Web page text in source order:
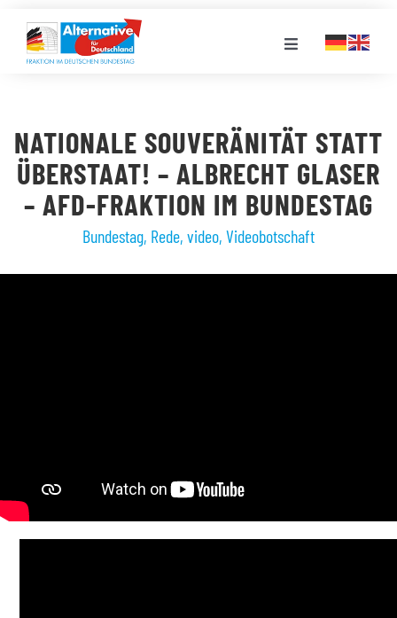
Inhalt
springen
Toggle
LANDESGRUPPEN
VERANSTALTUNGEN
PRESSE
NATIONALE SOUVERÄNITÄT STATT
ÜBERSTAAT! – ALBRECHT GLASER
– AFD-FRAKTION IM BUNDESTAG
Bundestag, Rede, video, Videobotschaft